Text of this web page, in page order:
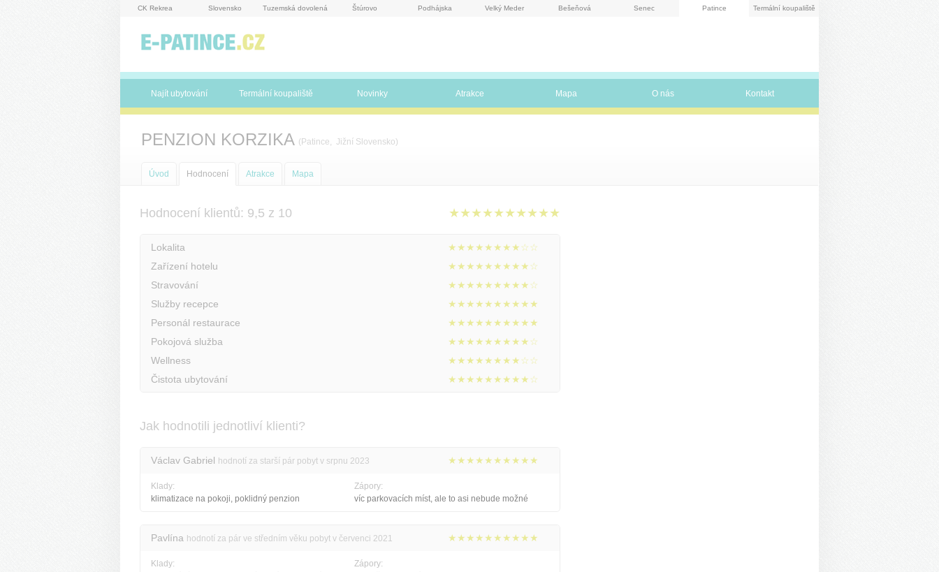
CK Rekrea Slovensko Tuzemská dovolená Štúrovo Podhájska Velký Meder Bešeňová Senec Patince Termální koupaliště
Najít ubytování Termální koupaliště Novinky Atrakce Mapa O nás Kontakt
PENZION KORZIKA (Patince, Jižní Slovensko)
Úvod Hodnocení Atrakce Mapa
Hodnocení klientů: 9,5 z 10 ★★★★★★★★★★
Lokalita
★★★★★★★★☆☆
Zařízení hotelu
★★★★★★★★★☆
Stravování
★★★★★★★★★☆
Služby recepce
★★★★★★★★★★
Personál restaurace
★★★★★★★★★★
Pokojová služba
★★★★★★★★★☆
Wellness
★★★★★★★★☆☆
Čistota ubytování
★★★★★★★★★☆
Jak hodnotili jednotliví klienti?
Václav Gabriel hodnotí za starší pár pobyt v srpnu 2023 ★★★★★★★★★★
Klady:
klimatizace na pokoji, poklidný penzion
Zápory:
víc parkovacích míst, ale to asi nebude možné
Pavlína hodnotí za pár ve středním věku pobyt v červenci 2021 ★★★★★★★★★★
Klady:
Zápory: